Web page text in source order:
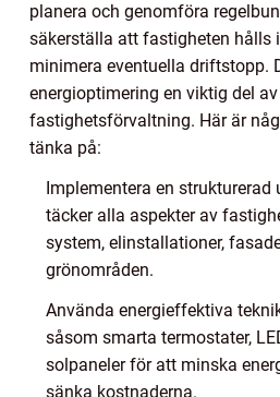
planera och genomföra
säkerställa att fastigheten hålls
minimera eventuella driftstopp.
energioptimering en viktig del
fastighetsförvaltning. Här är
tänka på:
Implementera en strukturerad
täcker alla aspekter av
system, elinstallationer,
grönområden.
Använda energieffektiva
såsom smarta termostater,
solpaneler för att minska
sänka kostnaderna.